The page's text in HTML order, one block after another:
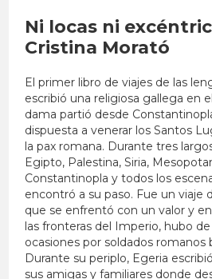
Ni locas ni
Cristina Morató
El primer libro de viajes de las
escribió una religiosa gallega en
dama partió desde
dispuesta a venerar los Santos
la pax romana. Durante tres
Egipto, Palestina, Siria,
Constantinopla y todos los
encontró a su paso. Fue un viaje
que se enfrentó con un valor y
las fronteras del Imperio, hubo
ocasiones por soldados romanos
Durante su periplo, Egeria
sus amigas y familiares donde